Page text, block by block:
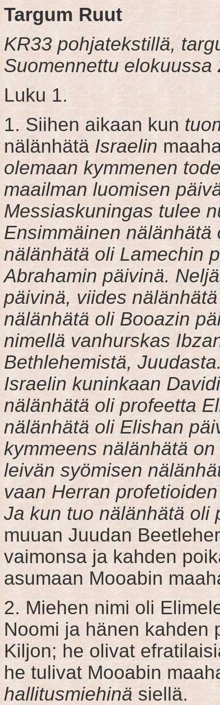
Targum Ruut
KR33 pohjatekstillä,
Suomennettu elokuussa
Luku 1.
1. Siihen aikaan kun
nälänhätäIsraelin
olemaan kymmenen
maailman luomisen
Messiaskuningas tulee
Ensimmäinen
nälänhätä oli Lamechin
Abrahamin päivinä.
päivinä, viides
nälänhätä oli Booazin
nimellä vanhurskas
Bethlehemistä,
Israelin kuninkaan
nälänhätä oli profeetta
nälänhätä oli Elishan
kymmeens nälänhätä
leivän syömisen
vaan Herran
Ja kun tuo nälänhätä oli
muuan Juudan
vaimonsa ja kahden
asumaan Mooabin
2. Miehen nimi oli
Noomi ja hänen kahden
Kiljon; he olivat
he tulivat Mooabin
hallitusmiehinäsiellä.